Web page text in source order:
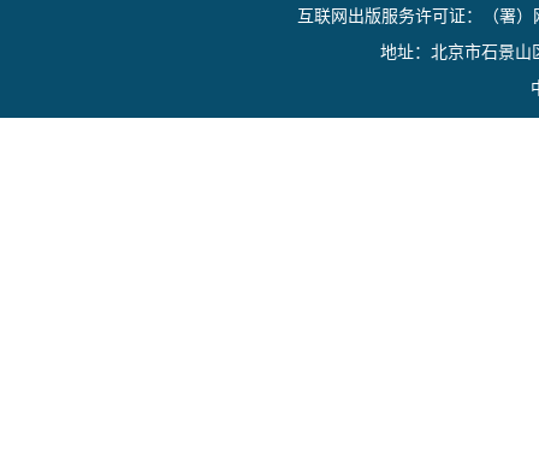
互联网出版服务许可证：（署
地址：北京市石景